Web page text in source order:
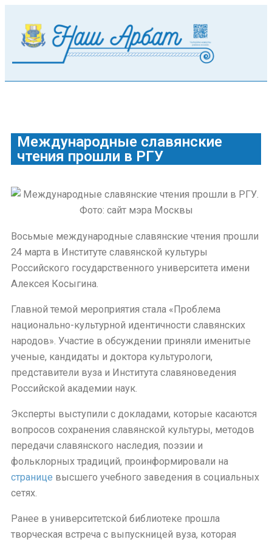
Международные славянские
чтения прошли в РГУ
Восьмые международные славянские чтения прошли
24 марта в Институте славянской культуры
Российского государственного университета имени
Алексея Косыгина.
Главной темой мероприятия стала «Проблема
национально-культурной идентичности славянских
народов». Участие в обсуждении приняли именитые
ученые, кандидаты и доктора культурологи,
представители вуза и Института славяноведения
Российской академии наук.
Эксперты выступили с докладами, которые касаются
вопросов сохранения славянской культуры, методов
передачи славянского наследия, поэзии и
фольклорных традиций, проинформировали на
странице высшего учебного заведения в социальных
сетях.
Ранее в университетской библиотеке прошла
творческая встреча с выпускницей вуза, которая